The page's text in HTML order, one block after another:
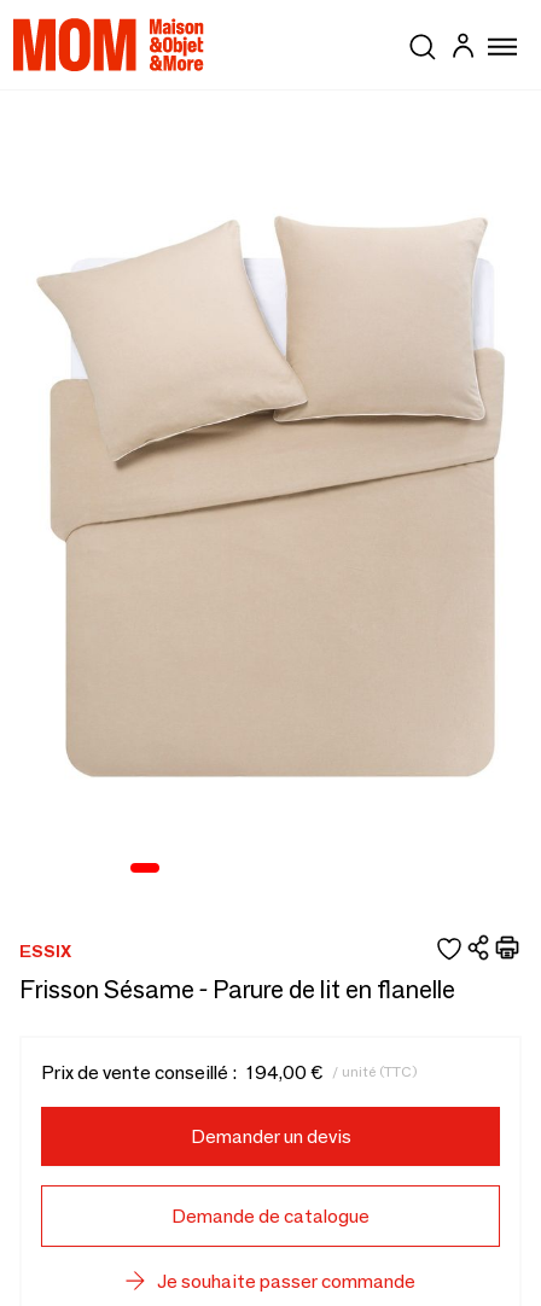
ESSIX
Frisson Sésame - Parure de lit en flanelle
Prix de vente conseillé : 194,00 € / unité (TTC)
Demander un devis
Demande de catalogue
Je souhaite passer commande